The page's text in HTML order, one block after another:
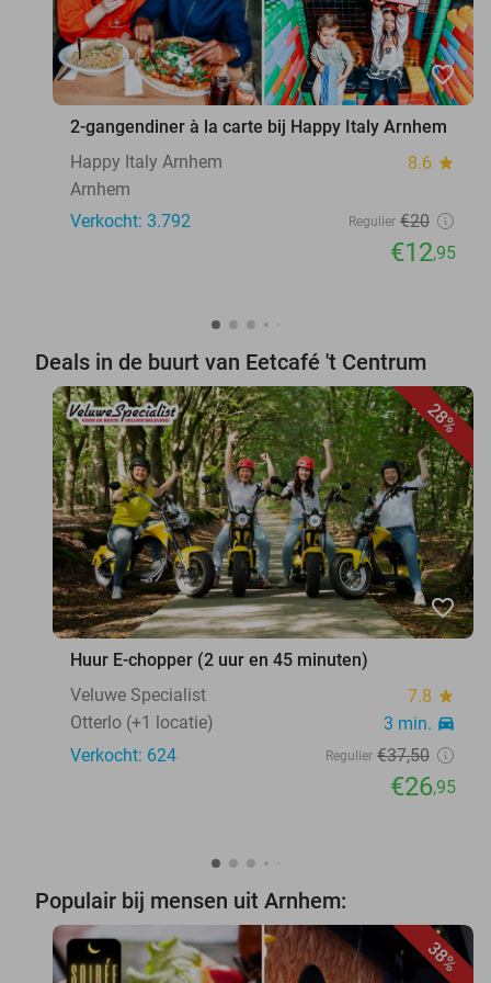
favorite_border
2-gangendiner à la carte bij Happy Italy Arnhem
Happy Italy Arnhem
8.6 star
Arnhem
Verkocht: 3.792
Regulier €20
€12,95
Deals in de buurt van Eetcafé 't Centrum
28%
favorite_border
Huur E-chopper (2 uur en 45 minuten)
Veluwe Specialist
7.8 star
Otterlo (+1 locatie) 3 min. directions_car
Verkocht: 624 Regulier €37,50
€26,95
Populair bij mensen uit Arnhem:
38%